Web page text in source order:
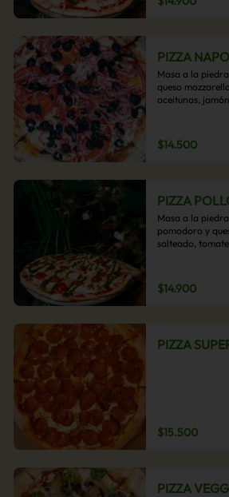
PIZZA
Masa a la
queso
aceitunas,
$14.500
PIZZA
Masa a la
pomodoro y
salteado,
$14.900
PIZZA
$15.500
PIZZA